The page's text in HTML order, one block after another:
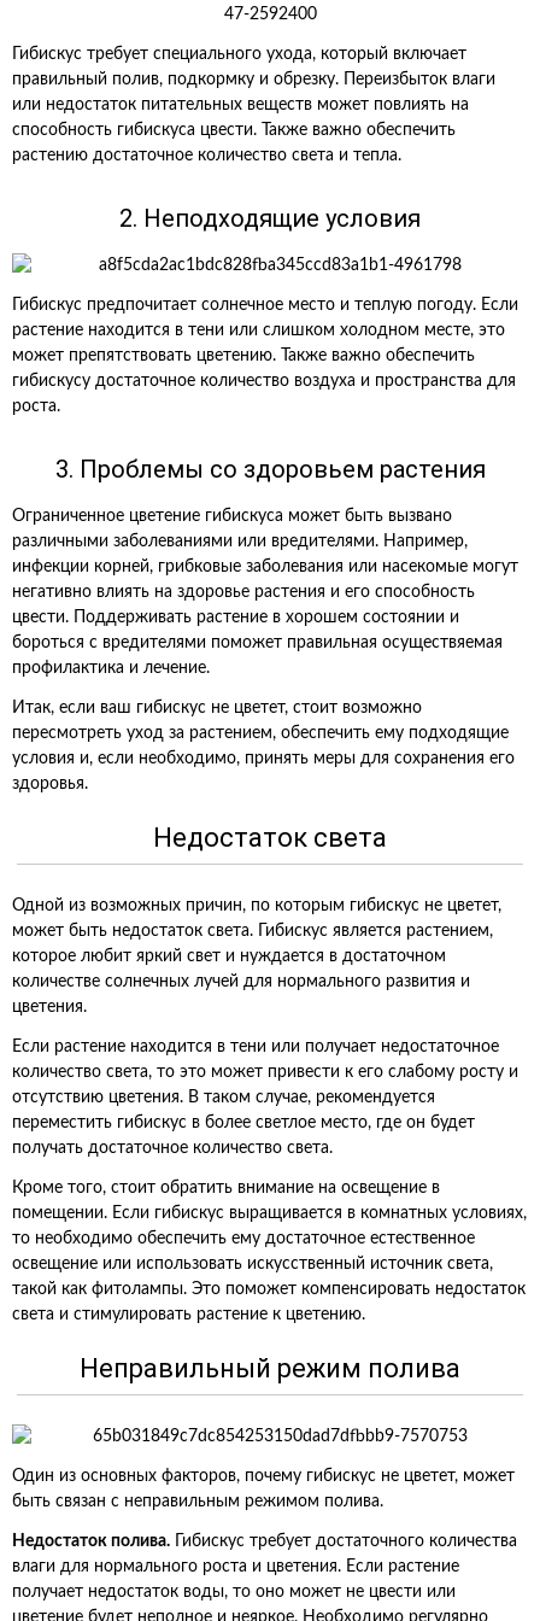
Гибискус требует специального ухода, который включает
правильный полив, подкормку и обрезку. Переизбыток влаги
или недостаток питательных веществ может повлиять на
способность гибискуса цвести. Также важно обеспечить
растению достаточное количество света и тепла.
2. Неподходящие условия
Гибискус предпочитает солнечное место и теплую погоду. Если
растение находится в тени или слишком холодном месте, это
может препятствовать цветению. Также важно обеспечить
гибискусу достаточное количество воздуха и пространства для
роста.
3. Проблемы со здоровьем растения
Ограниченное цветение гибискуса может быть вызвано
различными заболеваниями или вредителями. Например,
инфекции корней, грибковые заболевания или насекомые могут
негативно влиять на здоровье растения и его способность
цвести. Поддерживать растение в хорошем состоянии и
бороться с вредителями поможет правильная осуществяемая
профилактика и лечение.
Итак, если ваш гибискус не цветет, стоит возможно
пересмотреть уход за растением, обеспечить ему подходящие
условия и, если необходимо, принять меры для сохранения его
здоровья.
Недостаток света
Одной из возможных причин, по которым гибискус не цветет,
может быть недостаток света. Гибискус является растением,
которое любит яркий свет и нуждается в достаточном
количестве солнечных лучей для нормального развития и
цветения.
Если растение находится в тени или получает недостаточное
количество света, то это может привести к его слабому росту и
отсутствию цветения. В таком случае, рекомендуется
переместить гибискус в более светлое место, где он будет
получать достаточное количество света.
Кроме того, стоит обратить внимание на освещение в
помещении. Если гибискус выращивается в комнатных условиях,
то необходимо обеспечить ему достаточное естественное
освещение или использовать искусственный источник света,
такой как фитолампы. Это поможет компенсировать недостаток
света и стимулировать растение к цветению.
Неправильный режим полива
Один из основных факторов, почему гибискус не цветет, может
быть связан с неправильным режимом полива.
Недостаток полива. Гибискус требует достаточного количества
влаги для нормального роста и цветения. Если растение
получает недостаток воды, то оно может не цвести или
цветение будет неполное и неяркое. Необходимо регулярно